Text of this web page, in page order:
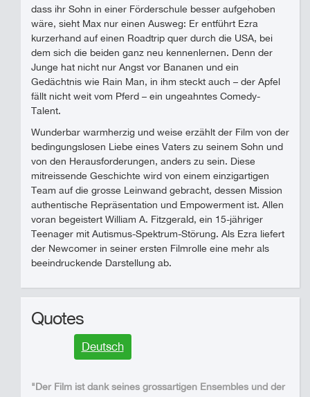
dass ihr Sohn in einer Förderschule besser aufgehoben
wäre, sieht Max nur einen Ausweg: Er entführt Ezra
kurzerhand auf einen Roadtrip quer durch die USA, bei
dem sich die beiden ganz neu kennenlernen. Denn der
Junge hat nicht nur Angst vor Bananen und ein
Gedächtnis wie Rain Man, in ihm steckt auch – der Apfel
fällt nicht weit vom Pferd – ein ungeahntes Comedy-
Talent.
Wunderbar warmherzig und weise erzählt der Film von der
bedingungslosen Liebe eines Vaters zu seinem Sohn und
von den Herausforderungen, anders zu sein. Diese
mitreissende Geschichte wird von einem einzigartigen
Team auf die grosse Leinwand gebracht, dessen Mission
authentische Repräsentation und Empowerment ist. Allen
voran begeistert William A. Fitzgerald, ein 15-jähriger
Teenager mit Autismus-Spektrum-Störung. Als Ezra liefert
der Newcomer in seiner ersten Filmrolle eine mehr als
beeindruckende Darstellung ab.
Quotes
Deutsch
"Der Film ist dank seines grossartigen Ensembles und der